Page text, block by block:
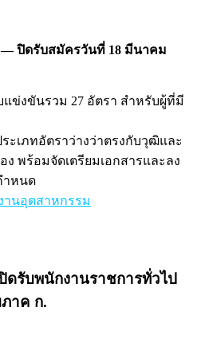
— ปิดรับสมัครวันที่ 18 มีนาคม
ข่งขันรวม 27 อัตรา สำหรับผู้ที่มี
ะเภทอัตราว่างว่าตรงกับวุฒิและ
พร้อมจัดเตรียมเอกสารและลง
ำหนด
านอุตสาหกรรม
ดรับพนักงานราชการทั่วไป
าค ก.